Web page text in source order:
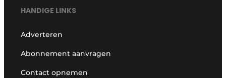
HANDIGE LINKS
Adverteren
Abonnement aanvragen
Contact opnemen